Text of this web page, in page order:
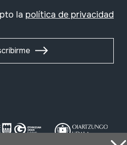
la política de privacidad